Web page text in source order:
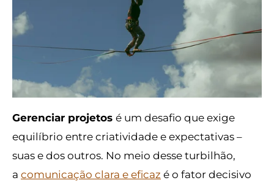
Gerenciar projetos é um desafio que exige
equilíbrio entre criatividade e expectativas –
suas e dos outros. No meio desse turbilhão,
a comunicação clara e eficaz é o fator decisivo